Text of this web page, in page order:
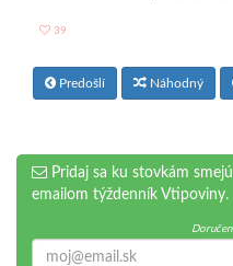
39
Predošlí Náhodný
Pridaj sa ku stovkám
emailom týždenník Vtipoviny.